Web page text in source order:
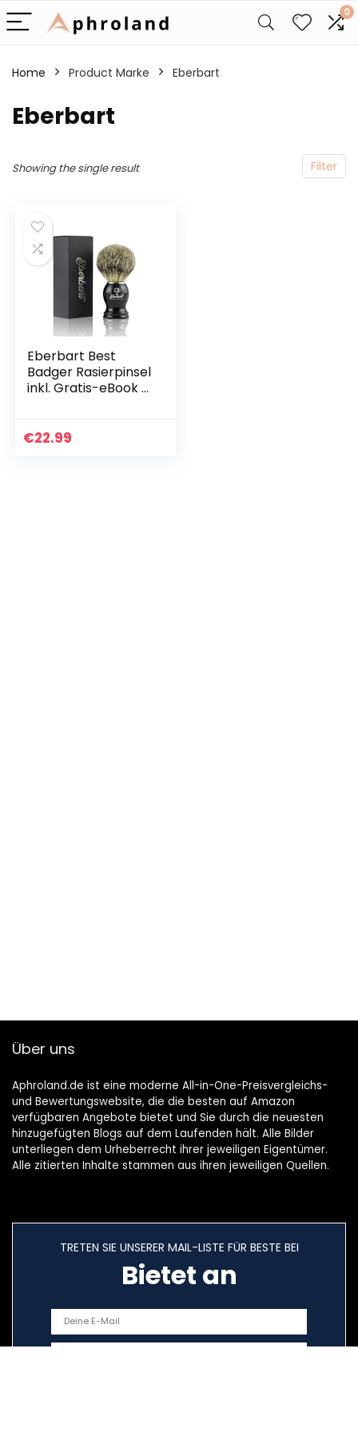
0
Home Product Marke ‎Eberbart
‎Eberbart
Filter
Showing the single result
Eberbart Best
Badger Rasierpinsel
inkl. Gratis-eBook –
aus echtem
€22.99
Über uns
Aphroland.de ist eine moderne All-in-One-Preisvergleichs-
und Bewertungswebsite, die die besten auf Amazon
verfügbaren Angebote bietet und Sie durch die neuesten
hinzugefügten Blogs auf dem Laufenden hält. Alle Bilder
unterliegen dem Urheberrecht ihrer jeweiligen Eigentümer.
Alle zitierten Inhalte stammen aus ihren jeweiligen Quellen.
TRETEN SIE UNSERER MAIL-LISTE FÜR BESTE BEI
Bietet an